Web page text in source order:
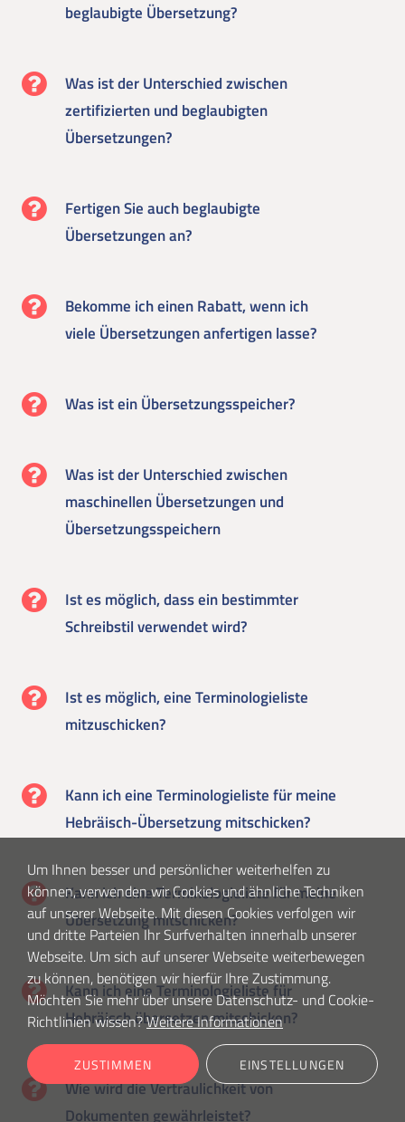
beglaubigte Übersetzung?
Was ist der Unterschied zwischen
zertifizierten und beglaubigten
Übersetzungen?
Fertigen Sie auch beglaubigte
Übersetzungen an?
Bekomme ich einen Rabatt, wenn ich
viele Übersetzungen anfertigen lasse?
Was ist ein Übersetzungsspeicher?
Was ist der Unterschied zwischen
maschinellen Übersetzungen und
Übersetzungsspeichern
Ist es möglich, dass ein bestimmter
Schreibstil verwendet wird?
Ist es möglich, eine Terminologieliste
mitzuschicken?
Kann ich eine Terminologieliste für meine
Hebräisch-Übersetzung mitschicken?
Kann ich eine Terminologieliste für meine
Übersetzung mitschicken?
Kann ich eine Terminologieliste für
Hebräisch übersetzen mitschicken?
Wie wird die Vertraulichkeit von
Dokumenten gewährleistet?
Um Ihnen besser und persönlicher weiterhelfen zu
können, verwenden wir Cookies und ähnliche Techniken
auf unserer Webseite. Mit diesen Cookies verfolgen wir
und dritte Parteien Ihr Surfverhalten innerhalb unserer
Webseite. Um sich auf unserer Webseite weiterbewegen
zu können, benötigen wir hierfür Ihre Zustimmung.
Möchten Sie mehr über unsere Datenschutz- und Cookie-
Richtlinien wissen?Weitere Informationen
ZUSTIMMEN EINSTELLUNGEN